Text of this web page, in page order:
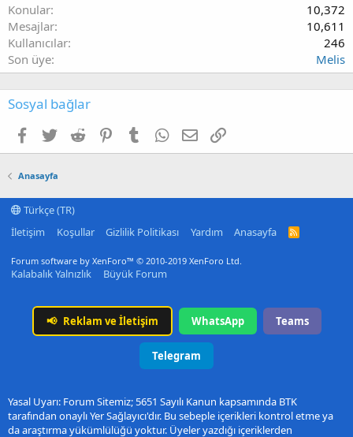
Konular
10,372
Mesajlar
10,611
Kullanıcılar
246
Son üye
Melis
Sosyal bağlar
Facebook
TwitterReddit PinterestTumblrWhatsApp
E-postaLink
Anasayfa
Türkçe (TR)
İletişim
Koşullar Gizlilik Politikası Yardım Anasayfa
R
Forum software by XenForo™ © 2010-2019 XenForo Ltd.
Kalabalık Yalnızlık Büyük Forum
📢 Reklam ve İletişim WhatsApp Teams
Telegram
Yasal Uyarı: Forum Sitemiz; 5651 Sayılı Kanun kapsamında BTK
tarafından onaylı Yer Sağlayıcı'dır. Bu sebeple içerikleri kontrol etme ya
da araştırma yükümlülüğü yoktur. Üyeler yazdığı içeriklerden